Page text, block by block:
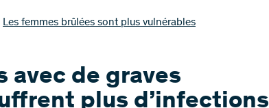
Les femmes brûlées sont plus vulnérables
avec de graves
plus d’infections